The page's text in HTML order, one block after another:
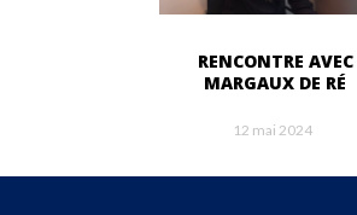
RENCONTRE AVEC
MARGAUX DE RÉ
12 mai 2024